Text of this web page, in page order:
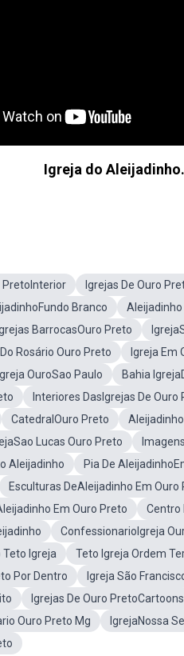
Igreja do
PretoInterior Igrejas De Ouro
Branco
BarrocasOuro Preto
Rosário Ouro Preto Igreja Em
Igreja OuroSao Paulo Bahia
Interiores DasIgrejas De Ouro
CatedralOuro Preto
Lucas Ouro Preto
Aleijadinho
Pia De
Esculturas DeAleijadinho Em Ouro
Em Ouro Preto
Centro
ConfessionarioIgreja
Igreja
Teto Igreja Ordem
Por Dentro
Igreja São
Igrejas De Ouro PretoCartoons
Ouro Preto Mg
IgrejaNossa